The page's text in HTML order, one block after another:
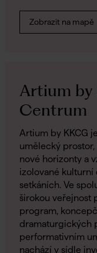
Zobrazit na mapě
Artium by
Centrum
Artium by KKCG
umělecký
nové horizonty a
izolované kulturní
setkáních. Ve
širokou veřejnost
program,
dramaturgických
performativním
nachází v sídle